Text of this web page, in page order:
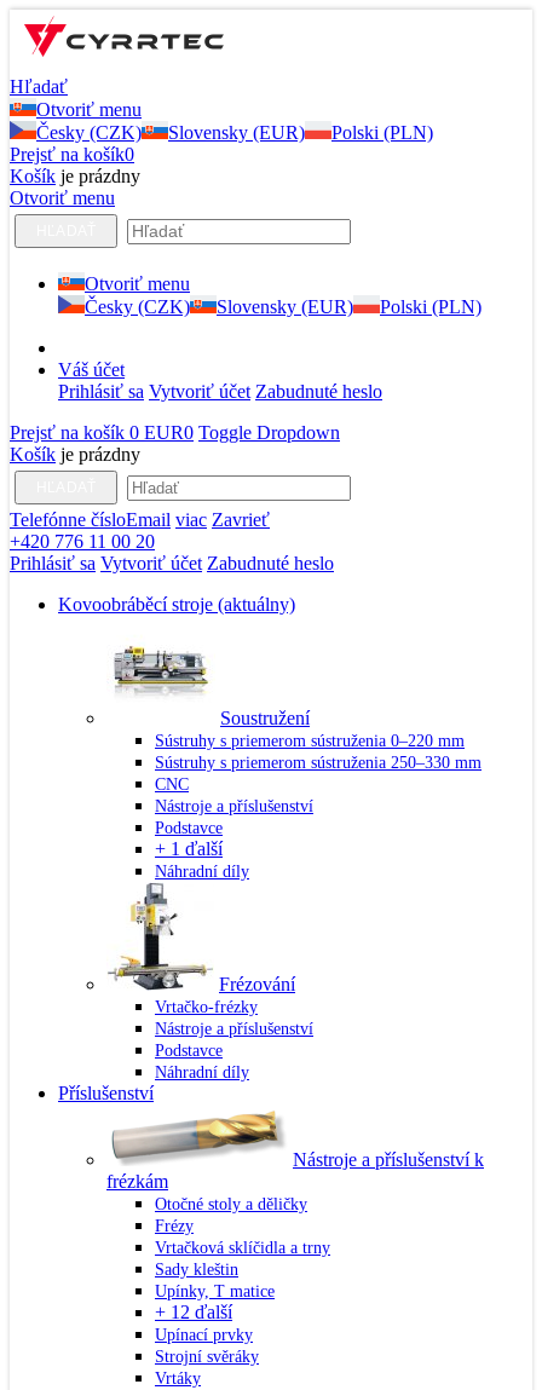
Hľadať
Otvoriť menu
Česky (CZK)
Slovensky (EUR)
Polski (PLN)
Prejsť na košík0
Košík je prázdny
Otvoriť menu
Otvoriť menu
Česky (CZK)
Slovensky (EUR) Polski (PLN)
Váš účet
Prihlásiť sa Vytvoriť účet Zabudnuté heslo
Prejsť na košík 0 EUR0 Toggle Dropdown
Košík je prázdny
Telefónne čísloEmail viac Zavrieť
+420 776 11 00 20
Prihlásiť sa Vytvoriť účet Zabudnuté heslo
Kovoobráběcí stroje (aktuálny)
Soustružení
Sústruhy s priemerom sústruženia 0–220 mm
Sústruhy s priemerom sústruženia 250–330 mm
CNC
Nástroje a příslušenství
Podstavce
+ 1 ďalší
Náhradní díly
Frézování
Vrtačko-frézky
Nástroje a příslušenství
Podstavce
Náhradní díly
Příslušenství
Nástroje a příslušenství k
frézkám
Otočné stoly a děličky
Frézy
Vrtačková sklíčidla a trny
Sady kleštin
Upínky, T matice
+ 12 ďalší
Upínací prvky
Strojní svěráky
Vrtáky